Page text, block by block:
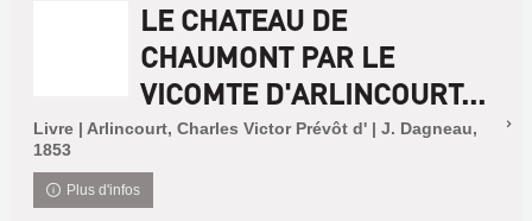
LE CHATEAU DE
CHAUMONT PAR LE
VICOMTE D'ARLINCOURT...
Livre | Arlincourt, Charles Victor Prévôt d' | J. Dagneau,
1853
Plus d'infos